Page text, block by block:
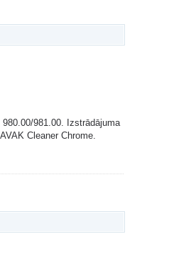
981.00. Izstrādājuma
Cleaner Chrome.